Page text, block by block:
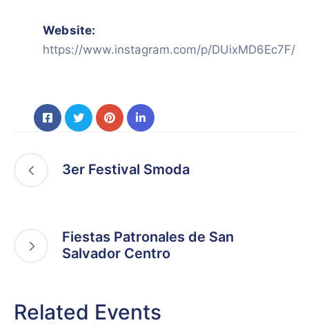
Website:
https://www.instagram.com/p/DUixMD6Ec7F/
3er Festival Smoda
Fiestas Patronales de San
Salvador Centro
Related Events